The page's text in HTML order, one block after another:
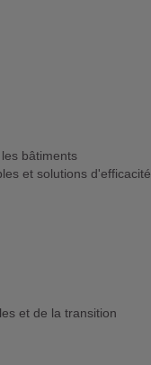
bâtiments
et solutions d'efficacité
et de la transition